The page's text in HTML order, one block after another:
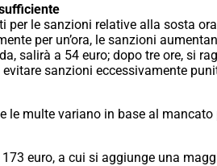
le sanzioni relative alla sosta
per un’ora, le sanzioni
salirà a 54 euro; dopo tre ore, si
sanzioni eccessivamente
multe variano in base al
euro, a cui si aggiunge una